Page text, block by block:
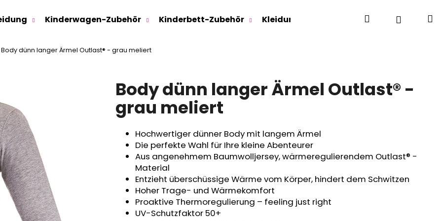
Kinderwagen-Zubehör Kinderbett-Zubehör Kleidung für Jugendliche Für
SuchenLogin
Body dünn langer Ärmel Outlast® - grau meliert
Body dünn langer Ärmel Outlast® -
grau meliert
Hochwertiger dünner Body mit langem Ärmel
Die perfekte Wahl für Ihre kleine Abenteurer
Aus angenehmem Baumwolljersey, wärmeregulierendem Outlast® -
Material
Entzieht überschüssige Wärme vom Körper, hindert dem Schwitzen
Hoher Trage- und Wärmekomfort
Proaktive Thermoregulierung – feeling just right
UV-Schutzfaktor 50+
Was suchen Sie?
SUCHEN
Wir empfehlen
SWEATHOSE - DENIM LÖWE
KINDERSITZUNTERLAGE OUTLAST® -